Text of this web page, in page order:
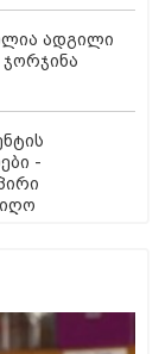
ადგილი
-